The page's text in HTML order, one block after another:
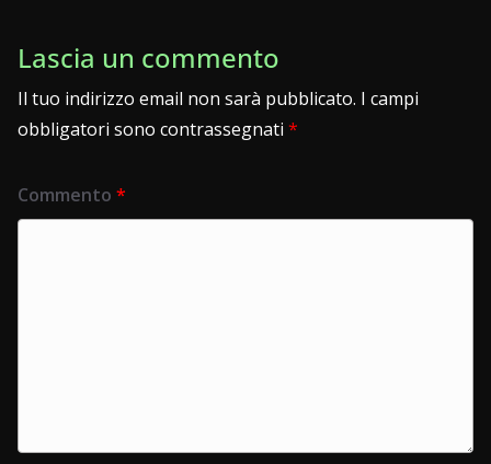
Lascia un commento
Il tuo indirizzo email non sarà pubblicato. I campi
obbligatori sono contrassegnati *
Commento *